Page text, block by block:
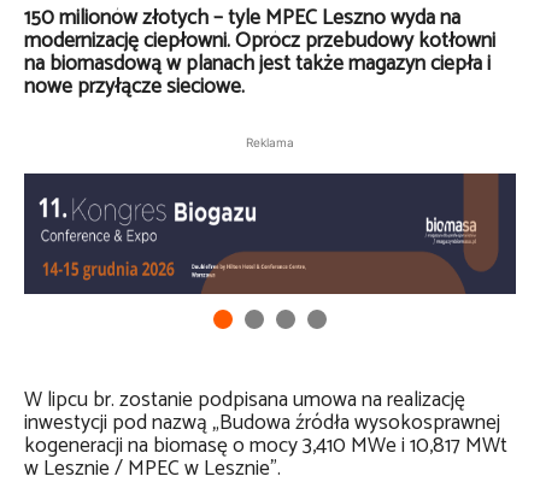
150 milionów złotych – tyle MPEC Leszno wyda na
modernizację ciepłowni. Oprócz przebudowy kotłowni
na biomasdową w planach jest także magazyn ciepła i
nowe przyłącze sieciowe.
Reklama
W lipcu br. zostanie podpisana umowa na realizację
inwestycji pod nazwą „Budowa źródła wysokosprawnej
kogeneracji na biomasę o mocy 3,410 MWe i 10,817 MWt
w Lesznie / MPEC w Lesznie”.